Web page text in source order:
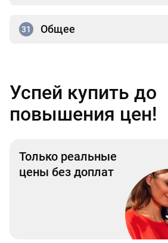
31 Общее
Успей купить до
повышения цен!
Только реальные
цены без доплат